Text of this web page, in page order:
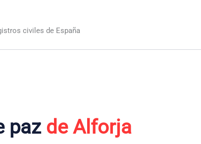
civiles de España
paz de Alforja